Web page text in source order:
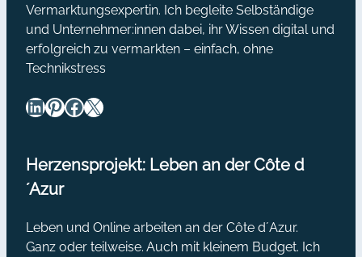
Vermarktungsexpertin. Ich begleite Selbständige
und Unternehmer:innen dabei, ihr Wissen digital und
erfolgreich zu vermarkten – einfach, ohne
Technikstress
LinkedIn Pinterest Facebook X
Herzensprojekt: Leben an der Côte d
´Azur
Leben und Online arbeiten an der Côte d´Azur.
Ganz oder teilweise. Auch mit kleinem Budget. Ich